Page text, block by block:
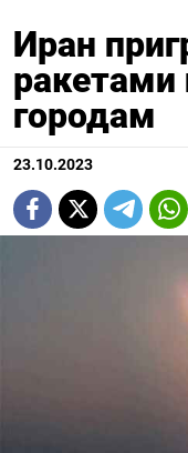
Иран
ракетами
городам
23.10.2023